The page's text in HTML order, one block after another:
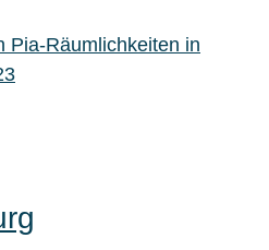
Pia-Räumlichkeiten in